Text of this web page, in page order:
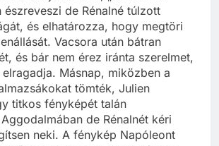
fejezetében, „Falusi este”
észreveszi de Rénalné túlzott
és elhatározza, hogy megtöri
Vacsora után bátran
és bár nem érez iránta szerelmet,
Másnap, miközben a
tömték, Julien
titkos fényképét talán
de Rénalnét kéri